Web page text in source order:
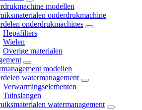
modellen
onderdrukmachine
onderdrukmachines
Hepafilters
Wielen
Overige materialen
modellen
watermanagement
Verwarmingselementen
Tuinslangen
watermanagement